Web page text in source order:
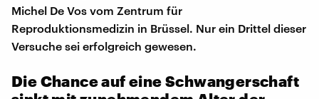
Michel De Vos vom Zentrum für
Reproduktionsmedizin in Brüssel. Nur ein Drittel dieser
Versuche sei erfolgreich gewesen.
Die Chance auf eine Schwangerschaft